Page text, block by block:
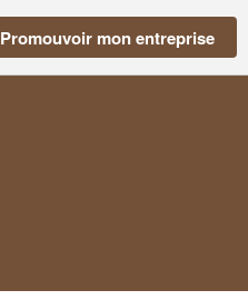
Promouvoir mon entreprise